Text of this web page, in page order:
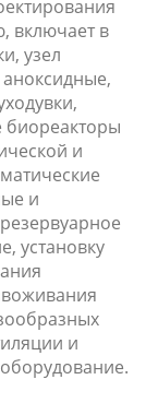
включает в
узел
и
и
установку
и